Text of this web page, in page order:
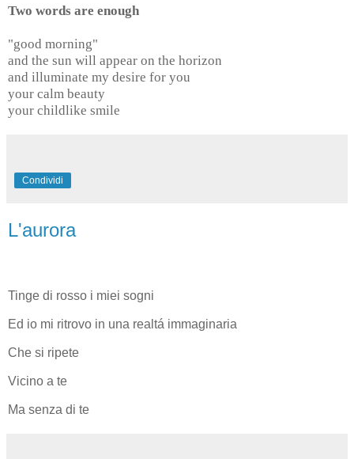
Two words are enough
"good morning"
and the sun will appear on the horizon
and illuminate my desire for you
your calm beauty
your childlike smile
Condividi
L'aurora
Tinge di rosso i miei sogni
Ed io mi ritrovo in una realtá immaginaria
Che si ripete
Vicino a te
Ma senza di te